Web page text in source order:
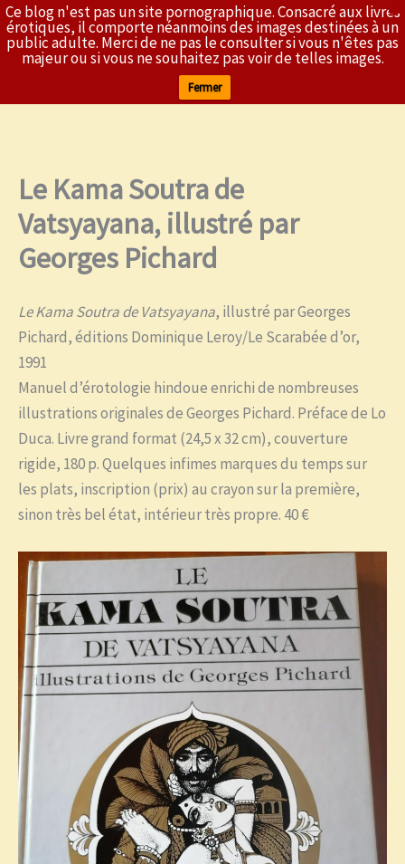
Ce blog n'est pas un site pornographique. Consacré aux livres
érotiques, il comporte néanmoins des images destinées à un
public adulte. Merci de ne pas le consulter si vous n'êtes pas
majeur ou si vous ne souhaitez pas voir de telles images.
Fermer
Aller
contenu
Le Kama Soutra de
Vatsyayana, illustré par
Georges Pichard
Le Kama Soutra de Vatsyayana, illustré par Georges
Pichard, éditions Dominique Leroy/Le Scarabée d’or,
1991
Manuel d’érotologie hindoue enrichi de nombreuses
illustrations originales de Georges Pichard. Préface de Lo
Duca. Livre grand format (24,5 x 32 cm), couverture
rigide, 180 p. Quelques infimes marques du temps sur
les plats, inscription (prix) au crayon sur la première,
sinon très bel état, intérieur très propre. 40 €
L'Érothèque